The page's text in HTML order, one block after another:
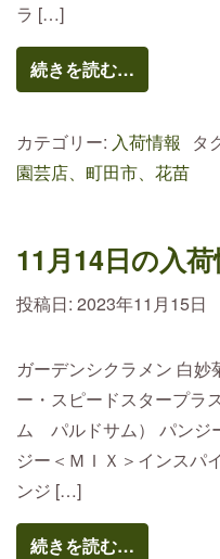
ラ […]
続きを読む…
カテゴリー: 入荷情報 タ
園芸店、町田市、花苗
11月14日の入
投稿日: 2023年11月15日
ガーデンシクラメン 白
ー・スピードスタープラ
ム パルドサム） パンジ
ジー＜ＭＩＸ＞インスパ
ンジ […]
続きを読む…